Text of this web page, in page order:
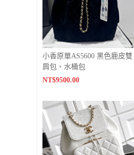
小香原單AS5600 黑色鹿皮雙
肩包、水桶包
NT$9500.00